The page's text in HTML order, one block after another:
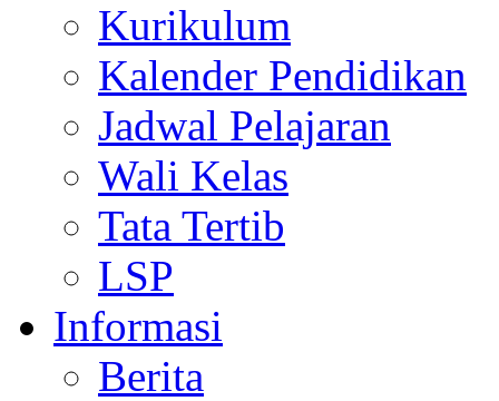
Kurikulum
Kalender Pendidikan
Jadwal Pelajaran
Wali Kelas
Tata Tertib
LSP
Informasi
Berita